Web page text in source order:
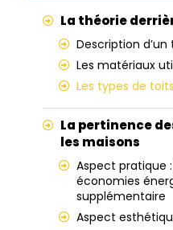
La théorie
Description
Les matériaux
Les types de
La pertinence
les maisons
Aspect pratique
économies
supplémentaire
Aspect